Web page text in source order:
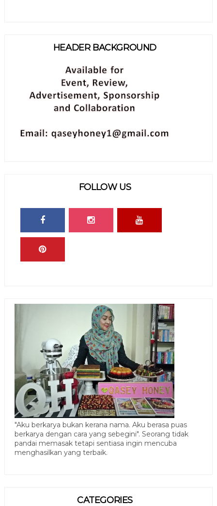
HEADER BACKGROUND
FOLLOW US
"Aku berkarya bukan kerana nama. Aku berasa puas
berkarya dengan cara yang sebegini". Seorang tidak
pandai memasak tetapi sentiasa ingin mencuba
menghasilkan yang terbaik.
CATEGORIES